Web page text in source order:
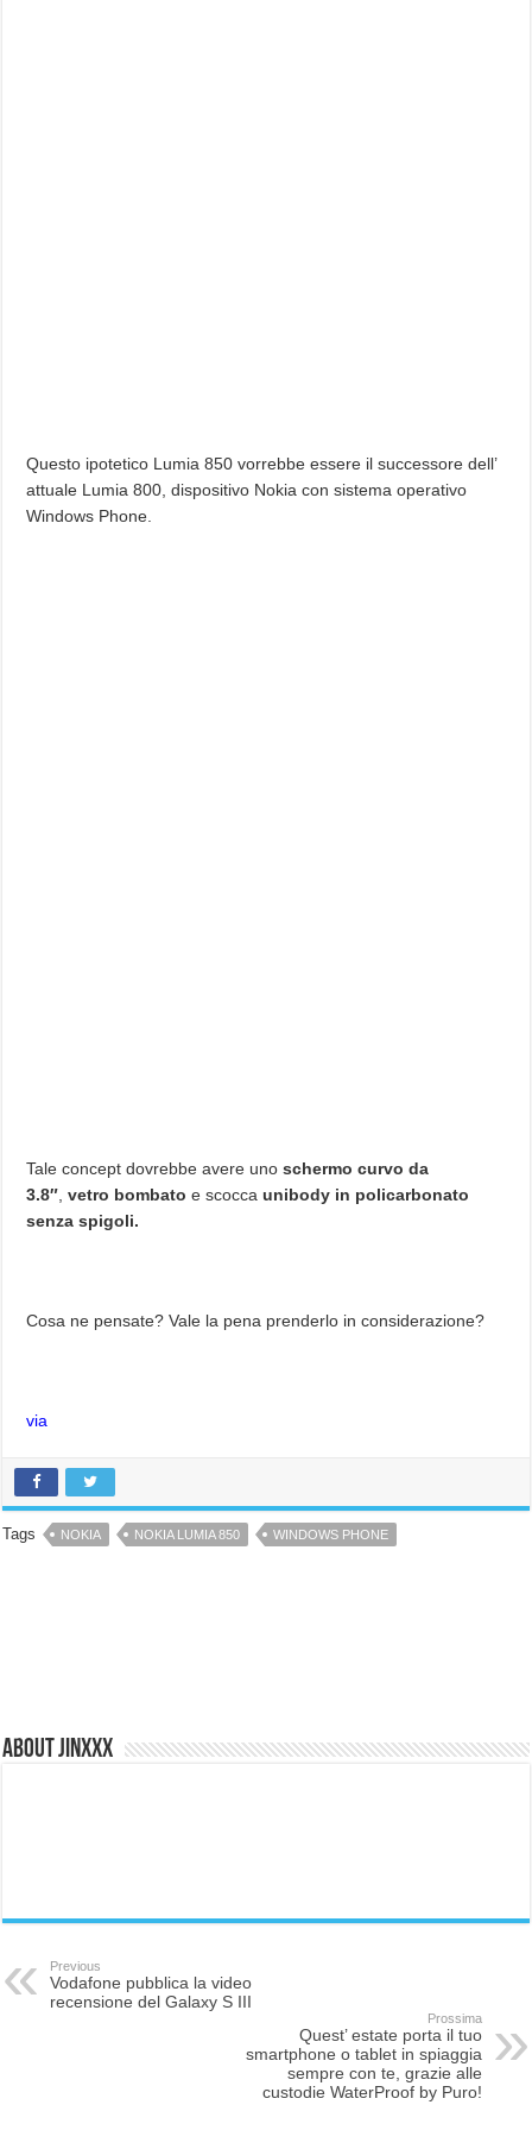
Questo ipotetico Lumia 850 vorrebbe essere il successore dell’
attuale Lumia 800, dispositivo Nokia con sistema operativo
Windows Phone.
Tale concept dovrebbe avere unoschermo curvo da
3.8″ ,vetro bombato e scoccaunibody in policarbonato
senza spigoli.
Cosa ne pensate? Vale la pena prenderlo in considerazione?
via
Tags NOKIA NOKIA LUMIA 850 WINDOWS PHONE
About Jinxxx
Previous
Vodafone pubblica la video
recensione del Galaxy S III
Prossima
Quest’ estate porta il tuo
smartphone o tablet in spiaggia
sempre con te, grazie alle
custodie WaterProof by Puro!